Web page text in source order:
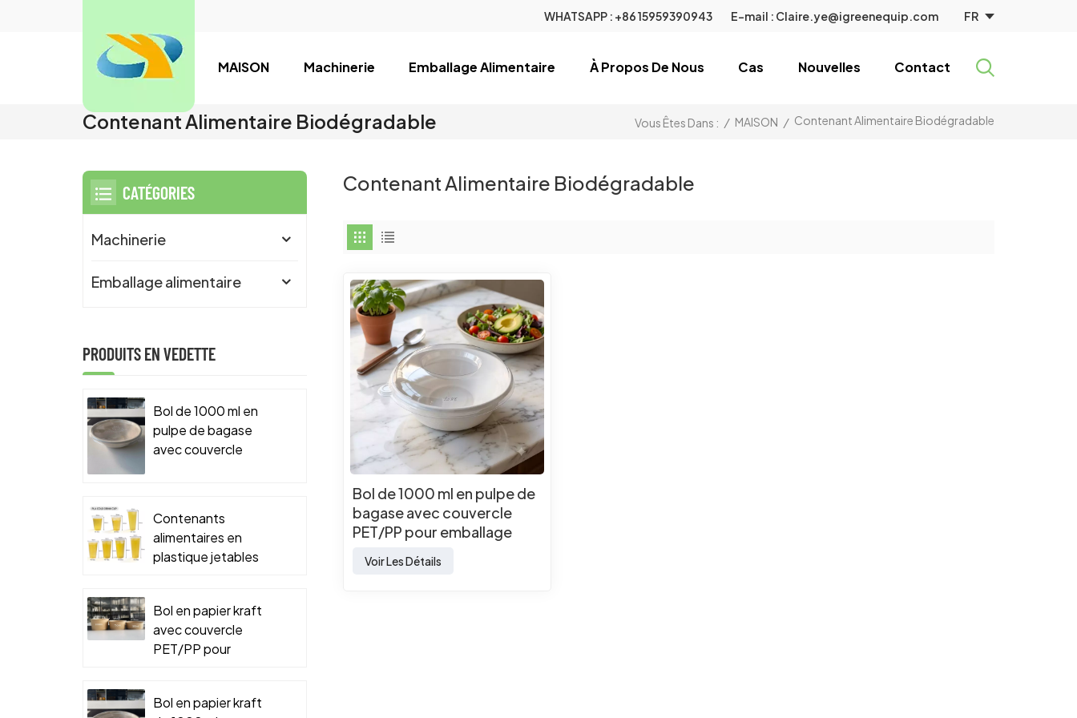
WHATSAPP : +86 15959390943 E-mail : Claire.ye@igreenequip.com FR
MAISON Machinerie Emballage Alimentaire À Propos De Nous Cas Nouvelles Contact
Contenant Alimentaire Biodégradable Vous Êtes Dans : / MAISON / Contenant Alimentaire Biodégradable
Contenant Alimentaire Biodégradable
Bol de 1000 ml en pulpe de
bagase avec couvercle
PET/PP pour emballage
Voir Les Détails
CATÉGORIES
Machinerie
Emballage alimentaire
PRODUITS EN VEDETTE
Bol de 1000 ml en
pulpe de bagase
avec couvercle
emporter
Contenants
alimentaires en
plastique jetables
Bol en papier kraft
avec couvercle
PET/PP pour
emporter
Bol en papier kraft